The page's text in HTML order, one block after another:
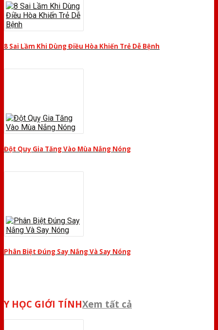
8 Sai Lầm Khi Dùng Điều Hòa Khiến Trẻ Dễ Bệnh
Đột Quỵ Gia Tăng Vào Mùa Nắng Nóng
Phân Biệt Đúng Say Nắng Và Say Nóng
Y HỌC GIỚI TÍNHXem tất cả